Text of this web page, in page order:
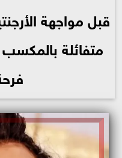
قبل مواجهة
متفائلة